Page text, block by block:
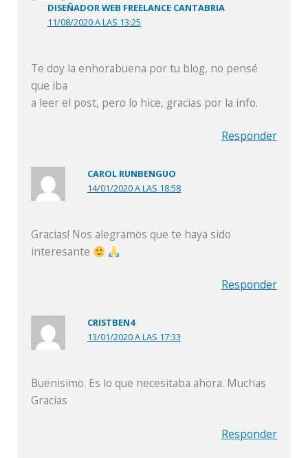
DISEÑADOR WEB FREELANCE CANTABRIA
11/08/2020 A LAS 13:25
Te doy la enhorabuena por tu blog, no pensé
que iba
a leer el post, pero lo hice, gracias por la info.
Responder
CAROL RUNBENGUO
14/01/2020 A LAS 18:58
Gracias! Nos alegramos que te haya sido
interesante
Responder
CRISTBEN4
13/01/2020 A LAS 17:33
Buenisimo. Es lo que necesitaba ahora. Muchas
Gracias
Responder